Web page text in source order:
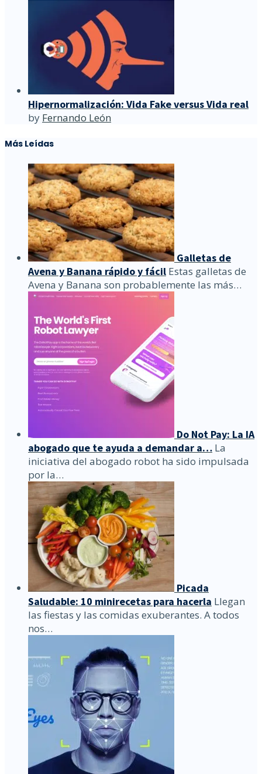
Hipernormalización: Vida Fake versus Vida real
by Fernando León
Más Leídas
Galletas de
Avena y Banana rápido y fácil Estas galletas de
Avena y Banana son probablemente las más…
Do Not Pay: La IA
abogado que te ayuda a demandar a… La
iniciativa del abogado robot ha sido impulsada
por la…
Picada
Saludable: 10 minirecetas para hacerla Llegan
las fiestas y las comidas exuberantes. A todos
nos…